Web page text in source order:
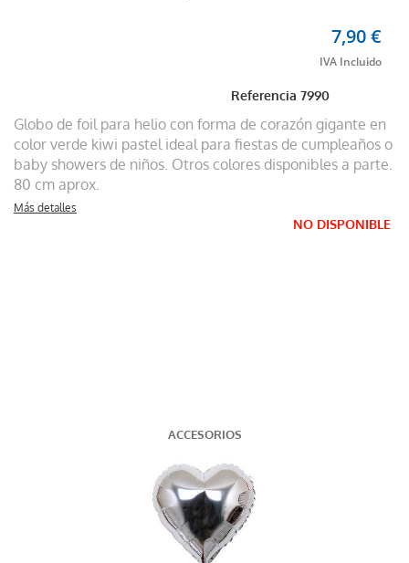
Referencia7990
7,90 €
Globo de foil para helio con forma de corazón gigante en
color verde kiwi pastel ideal para fiestas de cumpleaños o
baby showers de niños. Otros colores disponibles a parte.
80 cm aprox.
Más detalles
NO DISPONIBLE
ACCESORIOS